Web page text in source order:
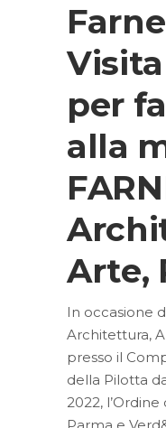
per
alla
Arte,
In occasione
Architettura,
presso il
della Pilotta
2022,